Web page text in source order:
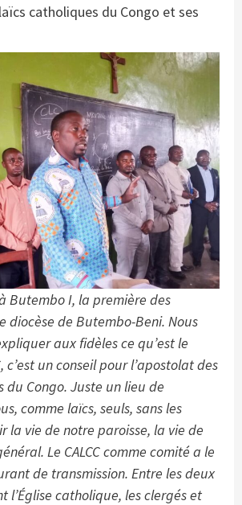
catholiques du Congo et ses
Butembo I, la première des
diocèse de Butembo-Beni. Nous
aux fidèles ce qu’est le
c’est un conseil pour l’apostolat des
du Congo. Juste un lieu de
comme laïcs, seuls, sans les
la vie de notre paroisse, la vie de
Le CALCC comme comité a le
de transmission. Entre les deux
l’Église catholique, les clergés et